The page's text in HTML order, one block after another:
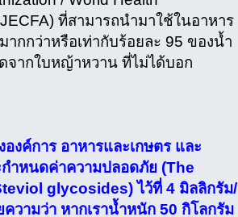
ที่สามารถนำมาใช้ในอาหาร
กกว่าหรือเท่ากับร้อยละ 95 ของน้ำ
จากใบหญ้าหวาน ที่ไม่ได้บอก
งค์การ อาหารและเกษตร และ
ำหนดค่าความปลอดภัย (The
glycosides) ไว้ที่ 4 มิลลิกรัม/
ามว่า หากเราน้ำหนัก 50 กิโลกรัม